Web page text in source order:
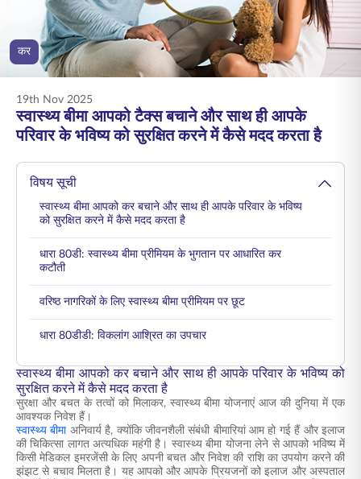
ENGLISH
ऑनलाइन खरीदें प्रीमियम भुगतान करें
कर
19th Nov 2025
स्वास्थ्य बीमा आपको टैक्स बचाने और साथ ही आपके
परिवार के भविष्य को सुरक्षित करने में कैसे मदद करता है
विषय सूची
स्वास्थ्य बीमा आपको कर बचाने और साथ ही आपके परिवार के भविष्य
को सुरक्षित करने में कैसे मदद करता है
धारा 80डी: स्वास्थ्य बीमा प्रीमियम के भुगतान पर आधारित कर
कटौती
वरिष्ठ नागरिकों के लिए स्वास्थ्य बीमा प्रीमियम पर छूट
धारा 80डीडी: विकलांग आश्रित का उपचार
स्वास्थ्य बीमा आपको कर बचाने और साथ ही आपके परिवार के भविष्य को
सुरक्षित करने में कैसे मदद करता है
सुरक्षा और बचत के तत्वों को मिलाकर, स्वास्थ्य बीमा योजनाएं आज की दुनिया में एक
आवश्यक निवेश हैं।
स्वास्थ्य बीमा अनिवार्य है, क्योंकि जीवनशैली संबंधी बीमारियां आम हो गई हैं और इलाज
की चिकित्सा लागत अत्यधिक महंगी है। स्वास्थ्य बीमा योजना लेने से आपको भविष्य में
किसी मेडिकल इमरजेंसी के लिए अपनी बचत और निवेश की राशि का उपयोग करने की
झंझट से बचाव मिलता है। यह आपको और आपके प्रियजनों को इलाज और अस्पताल